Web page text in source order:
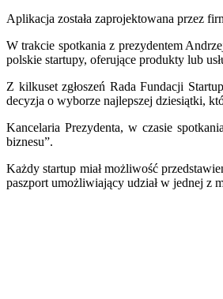
Aplikacja została zaprojektowana przez
W trakcie spotkania z prezydentem
polskie startupy, oferujące produkty lub
Z kilkuset zgłoszeń Rada Fundacji
decyzja o wyborze najlepszej dziesiątki,
Kancelaria Prezydenta, w czasie
biznesu”.
Każdy startup miał możliwość
paszport umożliwiający udział w jednej z